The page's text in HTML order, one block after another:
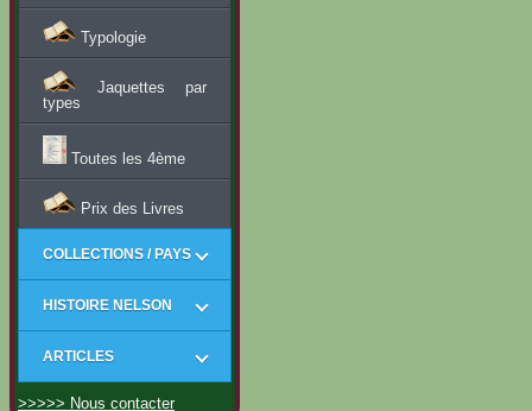
Typologie
Jaquettes par
types
Toutes les 4ème
Prix des Livres
COLLECTIONS / PAYS
HISTOIRE NELSON
ARTICLES
>>>>> Nous contacter